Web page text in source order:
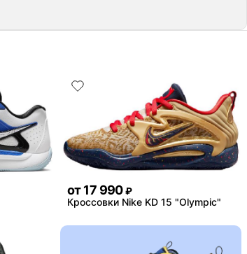
от 17 990 ₽
Кроссовки Nike KD 15 "Olympic"